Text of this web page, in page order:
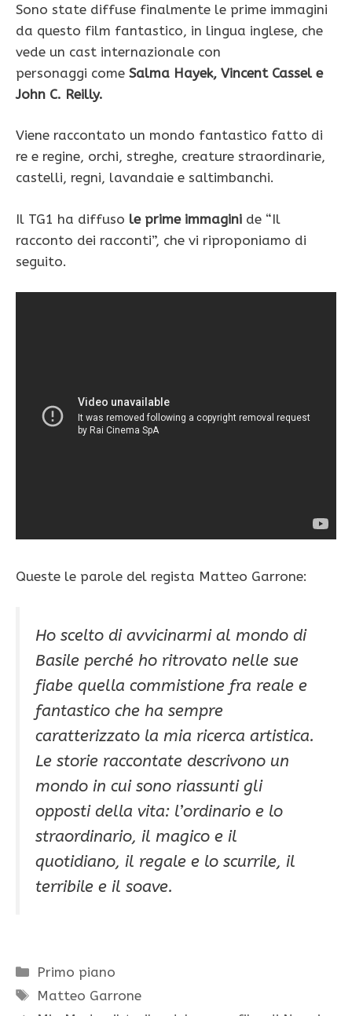
Sono state diffuse finalmente le prime immagini
da questo film fantastico, in lingua inglese, che
vede un cast internazionale con
personaggi come Salma Hayek, Vincent Cassel e
John C. Reilly.
Viene raccontato un mondo fantastico fatto di
re e regine, orchi, streghe, creature straordinarie,
castelli, regni, lavandaie e saltimbanchi.
Il TG1 ha diffuso le prime immagini de “Il
racconto dei racconti”, che vi riproponiamo di
seguito.
Queste le parole del regista Matteo Garrone:
Ho scelto di avvicinarmi al mondo di
Basile perché ho ritrovato nelle sue
fiabe quella commistione fra reale e
fantastico che ha sempre
caratterizzato la mia ricerca artistica.
Le storie raccontate descrivono un
mondo in cui sono riassunti gli
opposti della vita: l’ordinario e lo
straordinario, il magico e il
quotidiano, il regale e lo scurrile, il
terribile e il soave.
Categorie
Primo piano
Tag
Matteo Garrone